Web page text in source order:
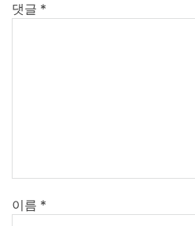
댓글 *
이름 *